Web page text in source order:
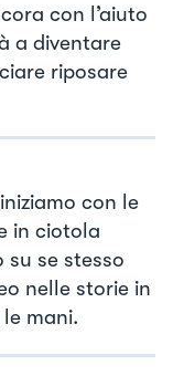
con l’aiuto
a diventare
riposare
con le
in ciotola
su se stesso
nelle storie in
mani.